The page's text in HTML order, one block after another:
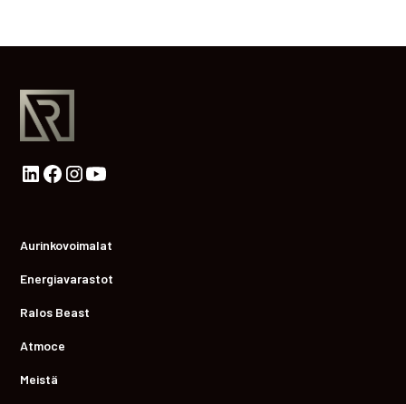
Aurinkovoimalat
Energiavarastot
Ralos Beast
Atmoce
Meistä